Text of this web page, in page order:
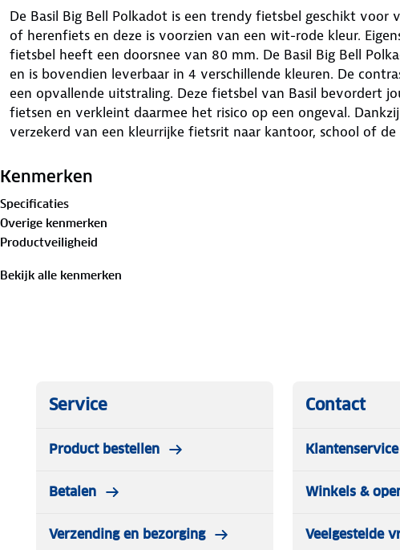
De Basil Big Bell Polkadot is een trendy fietsbel geschikt voor
of herenfiets en deze is voorzien van een wit-rode kleur.
fietsbel heeft een doorsnee van 80 mm. De Basil Big Bell
en is bovendien leverbaar in 4 verschillende kleuren. De
een opvallende uitstraling. Deze fietsbel van Basil bevordert
fietsen en verkleint daarmee het risico op een ongeval.
verzekerd van een kleurrijke fietsrit naar kantoor, school of de
Materiaal: Metaal De Basil Big Bell Polkadot is een trendy
voor de dag. Heb je bijvoorbeeld net een fiets gekocht, maar
als echte eyecatcher? Basil springt hier handig op in en heeft
hippe fietsbellen op de markt gebracht. Wil je veilig
het leuk om in kleur te fietsen? Dan is deze fietsbel met rood-
jou. De bel heeft een doorsnee van 80 mm en kun je daarom
Kenmerken
Specificaties
Overige kenmerken
Productveiligheid
Bekijk alle kenmerken
Service
Product bestellen
Betalen
Verzending en bezorging
Contact
Klantenservice
Winkels &
Veelgestelde